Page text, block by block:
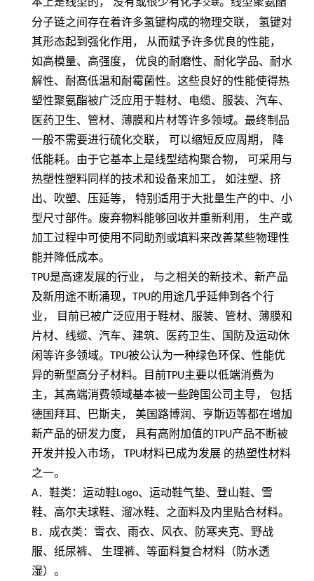
本上是线型的， 没有或很少有化学交联。线型聚氨酯
分子链之间存在着许多氢键构成的物理交联，
氢键对
其形态起到强化作用，
从而赋予许多优良的性能，
如高模量、高强度，
优良的耐磨性、耐化学品、耐水
解性、耐髙低温和耐霉菌性。这些良好的性能使得热
塑性聚氨酯被广泛应用于鞋材、电缆、服装、汽车、
医药卫生、管材、薄膜和片材等许多领域。最终制品
一般不需要进行硫化交联，
可以缩短反应周期，
降
低能耗。由于它基本上是线型结构聚合物，
可采用与
热塑性塑料同样的技术和设备来加工，
如注塑、挤
出、吹塑、压延等，
特别适用于大批量生产的中、小
型尺寸部件。废弃物料能够回收并重新利用，
生产或
加工过程中可使用不同助剂或填料来改善某些物理性
能并降低成本。
TPU是高速发展的行业， 与之相关的新技术、新产品
及新用途不断涌现， TPU的用途几乎延伸到各个行
业， 目前已被广泛应用于鞋材、服装、管材、薄膜和
片材、线缆、汽车、建筑、医药卫生、国防及运动休
闲等许多领域。 TPU被公认为一种绿色环保、性能优
异的新型高分子材料。目前TPU主要以低端消费为
主，其高端消费领域基本被一些跨国公司主导， 包括
德国拜耳、巴斯夫， 美国路博润、亨斯迈等都在增加
新产品的研发力度， 具有高附加值的TPU产品不断被
开发并投入市场， TPU材料已成为发展 的热塑性材料
之一。
A．鞋类：运动鞋Logo、运动鞋气垫、登山鞋、雪
鞋、高尔夫球鞋、溜冰鞋、之面料及内里贴合材料。
B．成衣类：雪衣、雨衣、风衣、防寒夹克、野战
服、纸尿裤、 生理裤、等面料复合材料（防水透
湿）。